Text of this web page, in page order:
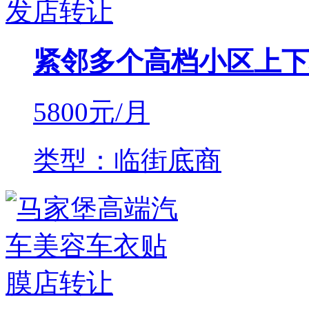
紧邻多个高档小区上
5800元/月
类型：临街底商